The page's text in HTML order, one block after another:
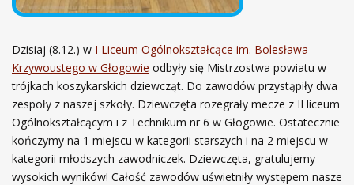
Dzisiaj (8.12.) w I Liceum Ogólnokształcące im. Bolesława
Krzywoustego w Głogowie odbyły się Mistrzostwa powiatu w
trójkach koszykarskich dziewcząt. Do zawodów przystąpiły dwa
zespoły z naszej szkoły. Dziewczęta rozegrały mecze z II liceum
Ogólnokształcącym i z Technikum nr 6 w Głogowie. Ostatecznie
kończymy na 1 miejscu w kategorii starszych i na 2 miejscu w
kategorii młodszych zawodniczek. Dziewczęta, gratulujemy
wysokich wyników! Całość zawodów uświetniły występem nasze